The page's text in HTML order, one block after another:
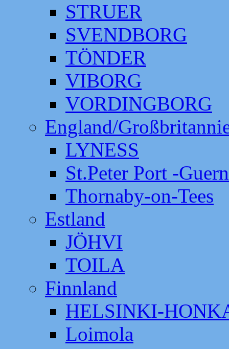
STRUER
SVENDBORG
TÖNDER
VIBORG
VORDINGBORG
England/
LYNESS
St.Peter Port -
Thornaby-on-Tees
Estland
JÖHVI
TOILA
Finnland
HELSINKI-
Loimola